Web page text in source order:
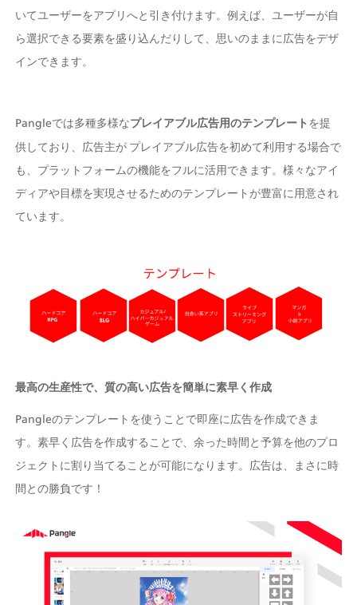
いてユーザーをアプリへと引き付けます。例えば、ユーザーが自
ら選択できる要素を盛り込んだりして、思いのままに広告をデザ
インできます。
Pangleでは多種多様なプレイアブル広告用のテンプレート を提
供しており、広告主が プレイアブル広告を初めて利用する場合で
も、プラットフォームの機能をフルに活用できます。様々なアイ
ディアや目標を実現させるためのテンプレートが豊富に用意され
ています。
最高の生産性で、質の高い広告を簡単に素早く作成
Pangleのテンプレートを使うことで即座に広告を作成できま
す。素早く広告を作成することで、余った時間と予算を他のプロ
ジェクトに割り当てることが可能になります。広告は、まさに時
間との勝負です！